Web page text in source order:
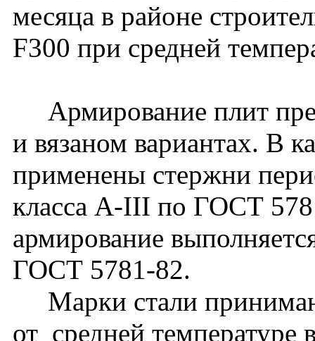
месяца в районе
F300 при средней
Армирование плит
и вязаном вариантах. В
применены стержни
класса А-III по ГОСТ
армирование
ГОСТ 5781-82.
Марки стали
от средней температуре